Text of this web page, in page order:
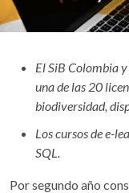
El SiB Colombia
una de las 20
biodiversidad,
Los cursos de e-
SQL.
Por segundo año